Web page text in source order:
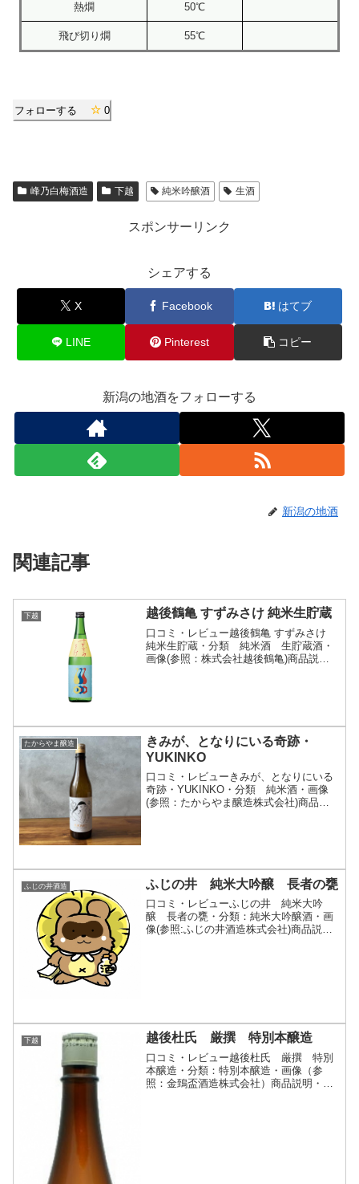
熱燗 50℃
飛び切り燗 55℃
フォローする 0
峰乃白梅酒造 下越 純米吟醸酒 生酒
スポンサーリンク
シェアする
X Facebook はてブ
LINE Pinterest コピー
新潟の地酒をフォローする
新潟の地酒
関連記事
下越 越後鶴亀 すずみさけ 純米生貯蔵
口コミ・レビュー越後鶴亀 すずみさけ
純米生貯蔵・分類 純米酒 生貯蔵酒・
画像(参照：株式会社越後鶴亀)商品説
たからやま醸造
きみが、となりにいる奇跡・
YUKINKO
口コミ・レビューきみが、となりにいる
奇跡・YUKINKO・分類 純米酒・画像
(参照：たからやま醸造株式会社)商品説
ふじの井酒造 ふじの井 純米大吟醸 長者の甕
口コミ・レビューふじの井 純米大吟
醸 長者の甕・分類：純米大吟醸酒・画
像(参照:ふじの井酒造株式会社)商品説
下越 越後杜氏 厳撰 特別本醸造
口コミ・レビュー越後杜氏 厳撰 特別
本醸造・分類：特別本醸造・画像（参
照：金鵄盃酒造株式会社）商品説明・特